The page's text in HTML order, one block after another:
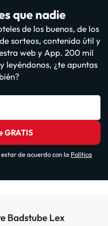
que nadie
de los buenos, de los
sorteos, contenido útil y
web y App. 200 mil
leyéndonos, ¿te apuntas
GRATIS
de acuerdo con la Política
Badstube Lex